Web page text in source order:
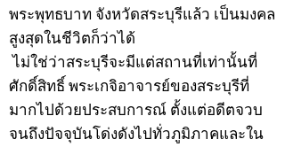
พระพุทธบาท จังหวัดสระบุรีแล้ว เป็นมงคล
สูงสุดในชีวิตก็ว่าได้
ไม่ใช่ว่าสระบุรีจะมีแต่สถานที่เท่านั้นที่
ศักดิ์สิทธิ์ พระเกจิอาจารย์ของสระบุรีที่
มากไปด้วยประสบการณ์ ตั้งแต่อดีตจวบ
จนถึงปัจจุบันโด่งดังไปทั่วภูมิภาคและใน